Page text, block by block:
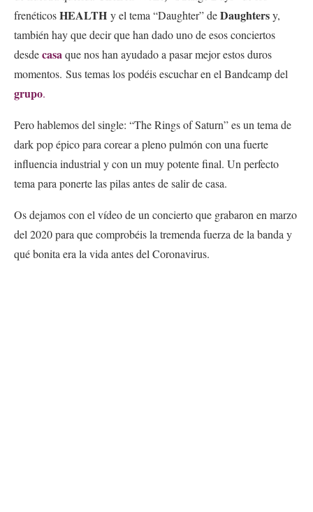
frenéticosHEALTH y el tema “Daughter” deDaughtersy,
también hay que decir que han dado uno de esos conciertos
desdecasaque nos han ayudado a pasar mejor estos duros
momentos. Sus temas los podéis escuchar en el Bandcamp del
grupo.
Pero hablemos del single: “The Rings of Saturn” es un tema de
dark pop épico para corear a pleno pulmón con una fuerte
influencia industrial y con un muy potente final. Un perfecto
tema para ponerte las pilas antes de salir de casa.
Os dejamos con el vídeo de un concierto que grabaron en marzo
del 2020 para que comprobéis la tremenda fuerza de la banda y
qué bonita era la vida antes del Coronavirus.